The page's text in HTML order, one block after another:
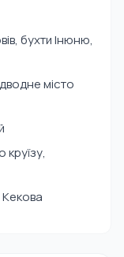
бухти Інюню,
місто